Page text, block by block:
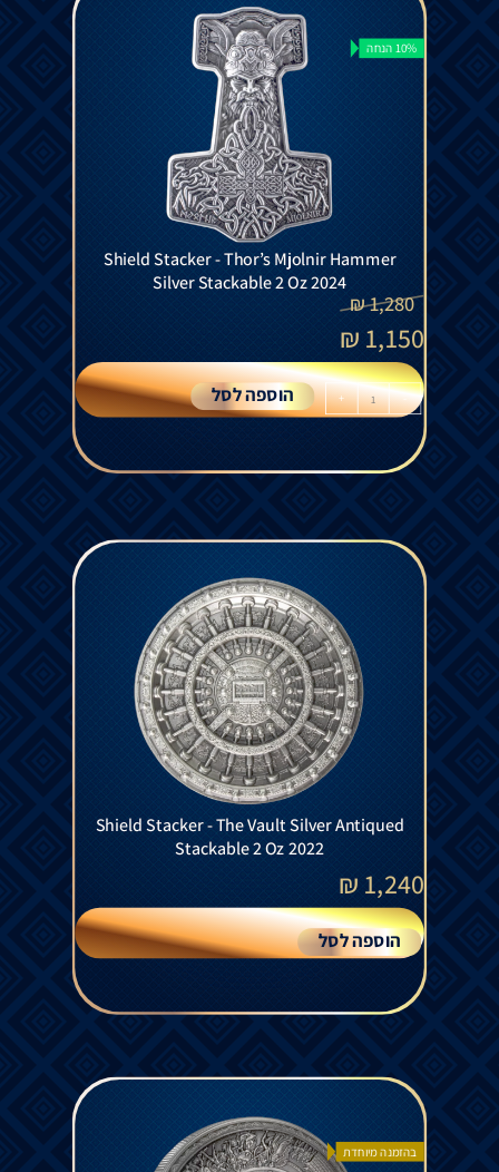
10% הנחה
Shield Stacker - Thor’s Mjolnir Hammer
Silver Stackable 2 Oz 2024
1,280
₪
1,150
₪
-
+ הוספה לסל
Shield Stacker - The Vault Silver Antiqued
Stackable 2 Oz 2022
1,240
₪
הוספה לסל
בהזמנה מיוחדת